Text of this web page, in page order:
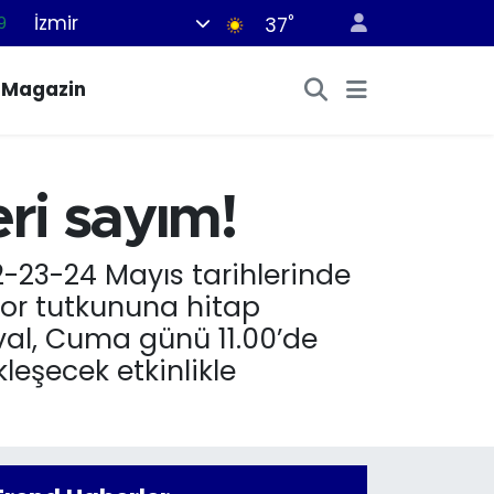
İzmir 37°
Magazin
sayım!
24 Mayıs tarihlerinde
tutkununa hitap
Cuma günü 11.00’de
etkinlikle